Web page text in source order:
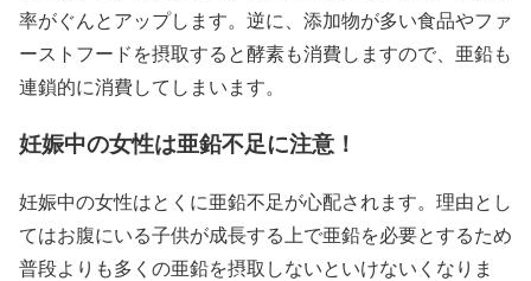
率がぐんとアップします。逆に、添加物が多い食品やファ
ーストフードを摂取すると酵素も消費しますので、亜鉛も
連鎖的に消費してしまいます。
妊娠中の女性は亜鉛不足に注意！
妊娠中の女性はとくに亜鉛不足が心配されます。理由とし
てはお腹にいる子供が成長する上で亜鉛を必要とするため
普段よりも多くの亜鉛を摂取しないといけないくなりま